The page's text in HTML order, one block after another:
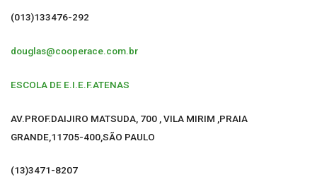
(013)133476-292
douglas@cooperace.com.br
ESCOLA DE E.I.E.F.ATENAS
AV.PROF.DAIJIRO MATSUDA, 700 , VILA MIRIM ,PRAIA
GRANDE,11705-400,SÃO PAULO
(13)3471-8207